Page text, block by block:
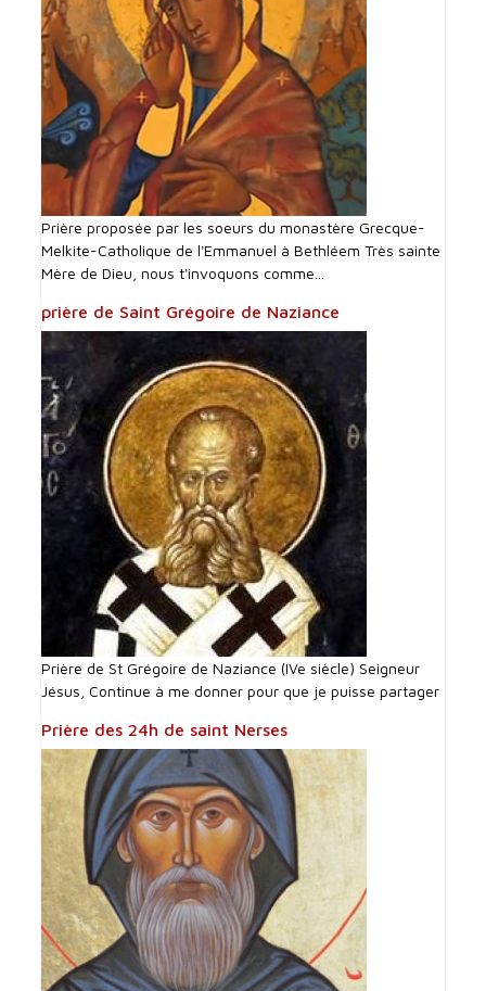
Prière proposée par les soeurs du monastère Grecque-
Melkite-Catholique de l'Emmanuel à Bethléem Très sainte
Mère de Dieu, nous t'invoquons comme...
prière de Saint Grégoire de Naziance
Prière de St Grégoire de Naziance (IVe siècle) Seigneur
Jésus, Continue à me donner pour que je puisse partager
Prière des 24h de saint Nerses